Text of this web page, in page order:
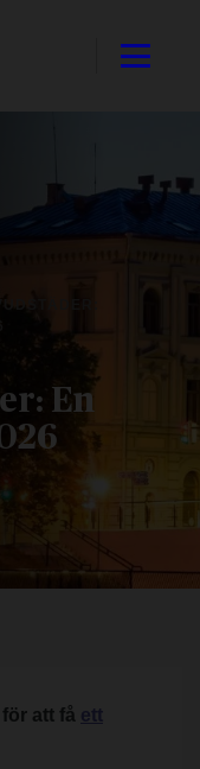
En
att få ett